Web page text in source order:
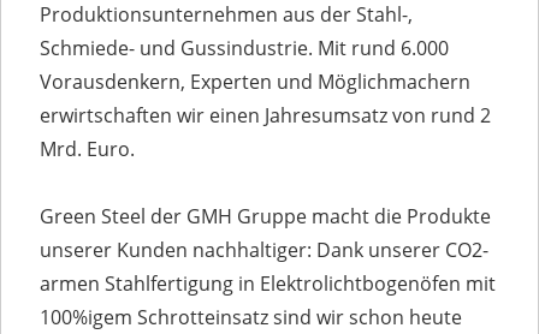
Produktionsunternehmen aus der Stahl-,
Schmiede- und Gussindustrie. Mit rund 6.000
Vorausdenkern, Experten und Möglichmachern
erwirtschaften wir einen Jahresumsatz von rund 2
Mrd. Euro.
Green Steel der GMH Gruppe macht die Produkte
unserer Kunden nachhaltiger: Dank unserer CO2-
armen Stahlfertigung in Elektrolichtbogenöfen mit
100%igem Schrotteinsatz sind wir schon heute